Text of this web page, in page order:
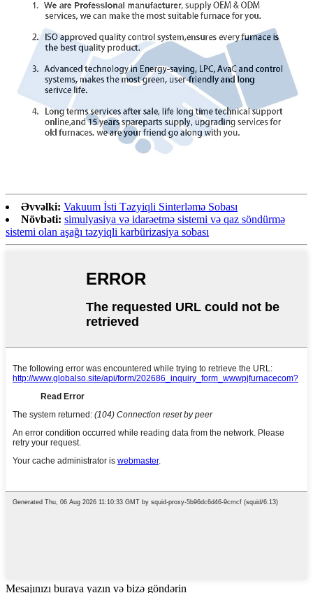
Əvvəlki: Vakuum İsti Təzyiqli Sinterləmə Sobası
Növbəti: simulyasiya və idarəetmə sistemi və qaz söndürmə
sistemi olan aşağı təzyiqli karbürizasiya sobası
Mesajınızı buraya yazın və bizə göndərin